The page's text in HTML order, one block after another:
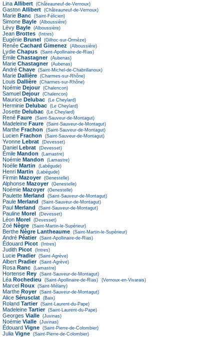
Lina Allibert (Châteauneuf-de-Vernoux)
Gaston Allibert (Châteauneuf-de-Vernoux)
Marie Banc (Saint-Félicien)
Simone Bayle (Alboussière)
Lévy Bayle (Alboussière)
Jean Brottes (Intres)
Eugénie Brunel (Gilhoc-sur-Ormèze)
Renée Cachard Gimenez (Alboussière)
Lydie Chapus (Saint-Apollinaire-de-Rias)
Émile Chastagner (Aubenas)
Marie Chastagner (Aubenas)
André Chave (Saint-Michel-de-Chabrillanoux)
Marie Dallière (Charmes-sur-Rhône)
Louis Dallière (Charmes-sur-Rhône)
Noémie Dejour (Chalencon)
Samuel Dejour (Chalencon)
Maurice Delubac (Le Cheylard)
Herminie Delubac (Le Cheylard)
Josette Delubac (Le Cheylard)
René Faure (Saint-Sauveur-de-Montagut)
Madeleine Faure (Saint-Sauveur-de-Montagut)
Marthe Frachon (Saint-Sauveur-de-Montagut)
Lucien Frachon (Saint-Sauveur-de-Montagut)
Yvonne Lebrat (Devesset)
Daniel Lebrat (Devesset)
Émile Mandon (Lamastre)
Noémie Mandon (Lamastre)
Noélie Martin (Labégude)
Henri Martin (Labégude)
Firmin Mazoyer (Genestelle)
Alphonse Mazoyer (Genestelle)
Noémie Mazoyer (Genestelle)
Paulette Merland (Saint-Sauveur-de-Montagut)
Paule Merland (Saint-Sauveur-de-Montagut)
Paul Merland (Saint-Sauveur-de-Montagut)
Pauline Morel (Devesset)
Léon Morel (Devesset)
Zoé Nègre (Saint-Martin-le-Supérieur)
Berthe Nègre Lantheaume (Saint-Martin-le-Supérieur)
André Péatier (Saint-Apollinaire-de-Rias)
Édouard Picot (Intres)
Judith Picot (Intres)
Lucie Pradier (Saint-Agrève)
Albert Pradier (Saint-Agrève)
Rosa Ranc (Lamastre)
Hortense Rey (Saint-Sauveur-de-Montagut)
Léa Rochedieu (Saint-Apollinaire-de-Rias) (Vernoux-en-Vivarais)
Marcel Roux (Saint-Mélany)
Marthe Royer (Saint-Sauveur-de-Montagut)
Alice Sérusclat (Baix)
Roland Tartier (Saint-Laurent-du-Pape)
Madeleine Tartier (Saint-Laurent-du-Pape)
Georges Vialle (Juvinas)
Noémie Vialle (Juvinas)
Édouard Vigne (Saint-Pierre-de-Colombier)
Julia Vigne (Saint-Pierre-de-Colombier)